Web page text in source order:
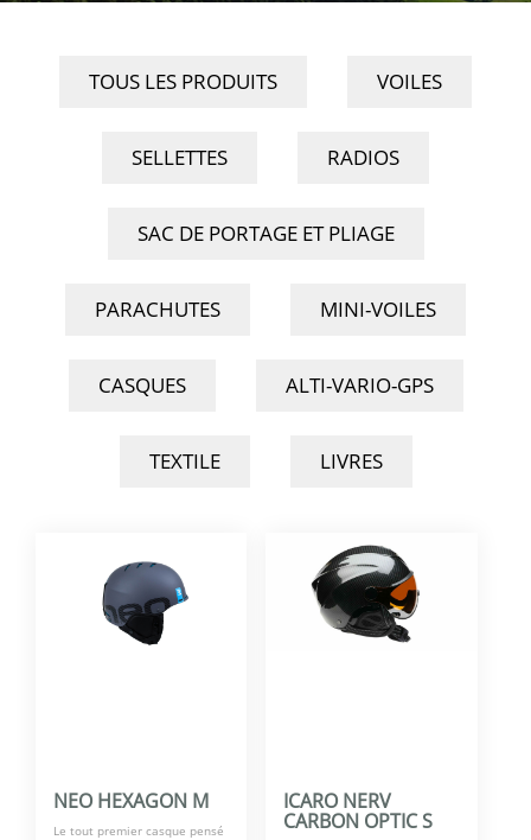
TOUS LES PRODUITS VOILES
SELLETTES RADIOS
SAC DE PORTAGE ET PLIAGE
PARACHUTES MINI-VOILES
CASQUES ALTI-VARIO-GPS
TEXTILE LIVRES
NEO HEXAGON M
Le tout premier casque pensé
ICARO NERV
CARBON OPTIC S